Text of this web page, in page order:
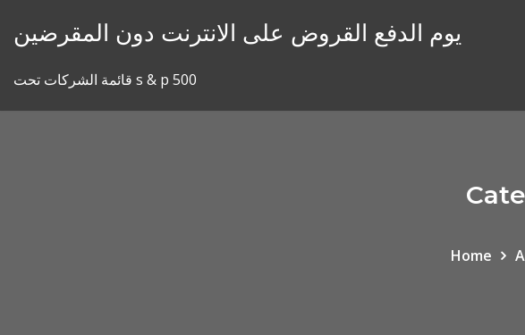
يوم الدفع القروض على الانترنت دون المقرضين
قائمة الشركات تحت s & p 500
Home